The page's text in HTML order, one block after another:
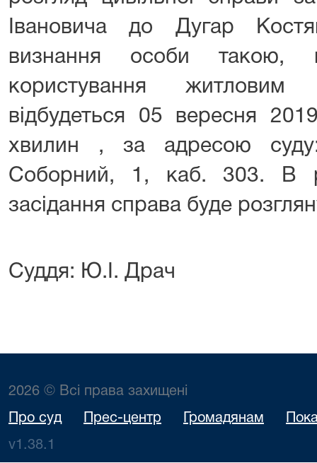
Івановича до Дугар
визнання особи такою,
користування
відбудеться 05 вересня
хвилин , за адресою
Соборний, 1, каб. 303. В
засідання справа буде
Суддя: Ю.І. Драч
2026 © Всі права захищені
Про суд Прес-центр Громадянам
v1.38.1